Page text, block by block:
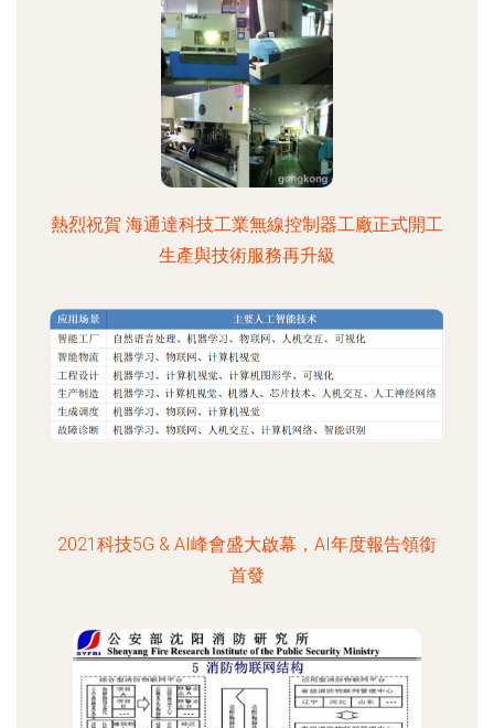
熱烈祝賀 海通達科技工業無線控制器工廠正式開工
生產與技術服務再升級
2021科技5G & AI峰會盛大啟幕，AI年度報告領銜
首發